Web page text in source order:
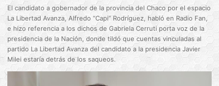
El candidato a gobernador de la provincia del Chaco por el espacio
La Libertad Avanza, Alfredo “Capi” Rodríguez, habló en Radio Fan,
e hizo referencia a los dichos de Gabriela Cerruti porta voz de la
presidencia de la Nación, donde tildó que cuentas vinculadas al
partido La Libertad Avanza del candidato a la presidencia Javier
Milei estaría detrás de los saqueos.